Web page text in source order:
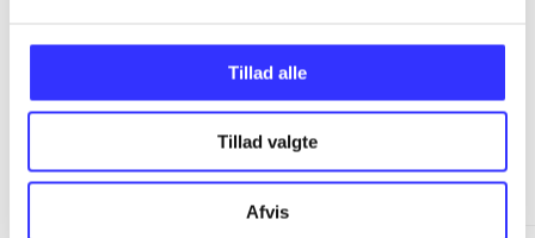
Tillad alle
Tillad valgte
Afvis
Minder om